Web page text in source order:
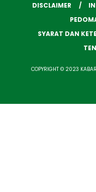
DISCLAIMER
SYARAT DAN
COPYRIGHT © 2023